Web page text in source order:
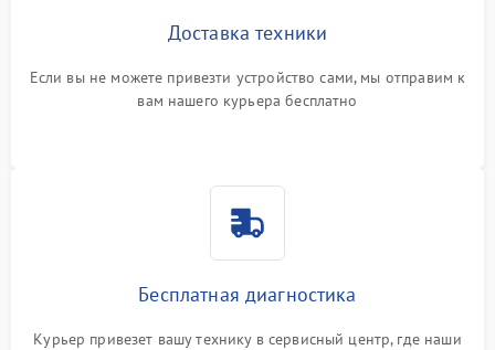
Доставка техники
Если вы не можете привезти устройство сами, мы отправим к
вам нашего курьера бесплатно
Бесплатная диагностика
Курьер привезет вашу технику в сервисный центр, где наши